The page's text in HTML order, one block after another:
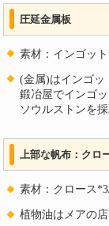
圧延金属板
素材：インゴッ
(金属)はインゴッ
鍛冶屋でインゴ
ソウルストンを採
上部な帆布：クロ
素材：クロース
植物油はメアの